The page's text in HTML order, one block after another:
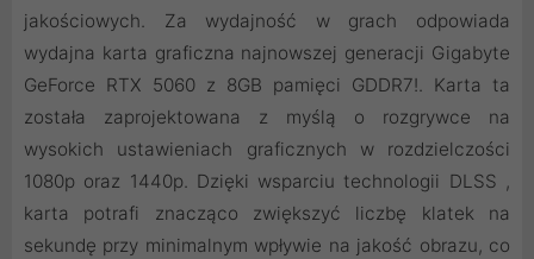
jakościowych. Za wydajność w grach odpowiada
wydajna karta graficzna najnowszej generacji Gigabyte
GeForce RTX 5060 z 8GB pamięci GDDR7!. Karta ta
została zaprojektowana z myślą o rozgrywce na
wysokich ustawieniach graficznych w rozdzielczości
1080p oraz 1440p. Dzięki wsparciu technologii DLSS ,
karta potrafi znacząco zwiększyć liczbę klatek na
sekundę przy minimalnym wpływie na jakość obrazu, co